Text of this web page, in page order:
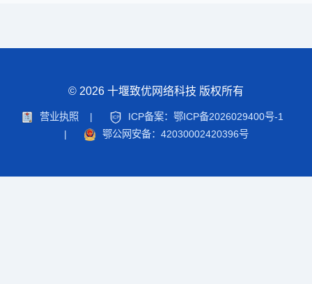
© 2026 十堰致优网络科技 版权所有
营业执照 |
ICP备案：鄂ICP备2026029400号-1
|
鄂公网安备：42030002420396号